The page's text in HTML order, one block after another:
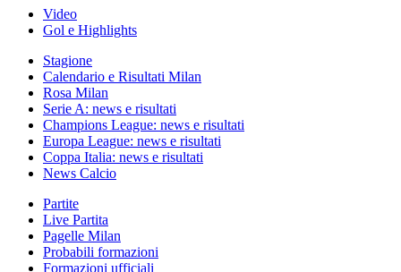
Video
Gol e Highlights
Stagione
Calendario e Risultati Milan
Rosa Milan
Serie A: news e risultati
Champions League: news e risultati
Europa League: news e risultati
Coppa Italia: news e risultati
News Calcio
Partite
Live Partita
Pagelle Milan
Probabili formazioni
Formazioni ufficiali